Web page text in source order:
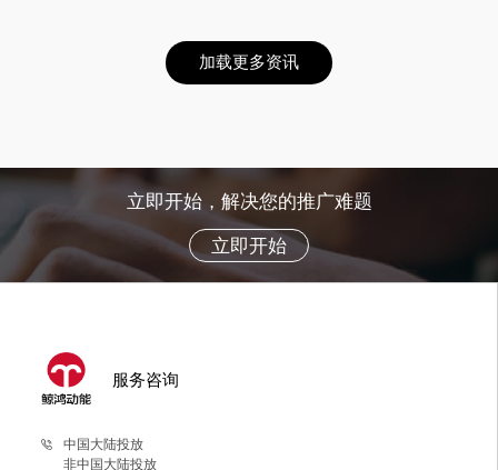
加载更多资讯
立即开始，解决您的推广难题
立即开始
服务咨询
中国大陆投放
非中国大陆投放